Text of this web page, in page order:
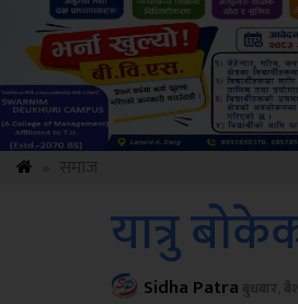
यात्रु
Sidha Patraबुधबार,